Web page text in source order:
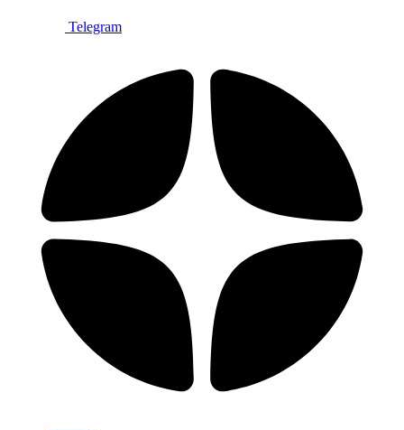
Telegram